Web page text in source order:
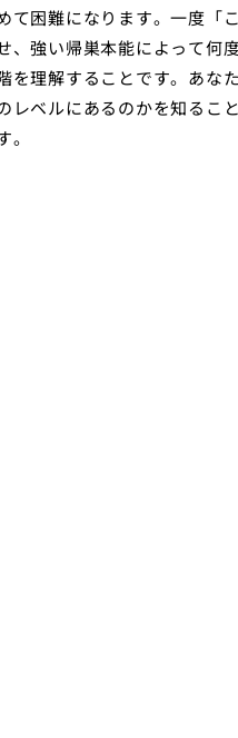
て困難になります。一度「
強い帰巣本能によって何
理解することです。あなた
ベルにあるのかを知るこ